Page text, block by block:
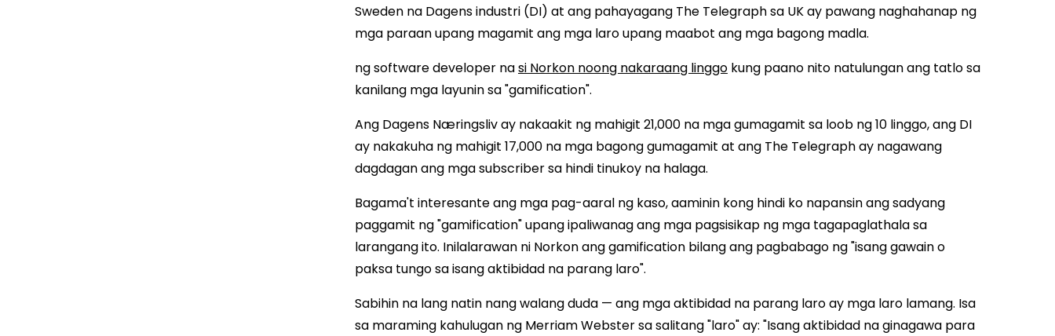
Sweden na Dagens industri (DI) at ang pahayagang The Telegraph sa UK ay pawang naghahanap ng
mga paraan upang magamit ang mga laro upang maabot ang mga bagong madla.
ng software developer nasi Norkon noong nakaraang linggo kung paano nito natulungan ang tatlo sa
kanilang mga layunin sa "gamification".
Ang Dagens Næringsliv ay nakaakit ng mahigit 21,000 na mga gumagamit sa loob ng 10 linggo, ang DI
ay nakakuha ng mahigit 17,000 na mga bagong gumagamit at ang The Telegraph ay nagawang
dagdagan ang mga subscriber sa hindi tinukoy na halaga.
Bagama't interesante ang mga pag-aaral ng kaso, aaminin kong hindi ko napansin ang sadyang
paggamit ng "gamification" upang ipaliwanag ang mga pagsisikap ng mga tagapaglathala sa
larangang ito. Inilalarawan ni Norkon ang gamification bilang ang pagbabago ng "isang gawain o
paksa tungo sa isang aktibidad na parang laro".
Sabihin na lang natin nang walang duda — ang mga aktibidad na parang laro ay mga laro lamang. Isa
sa maraming kahulugan ng Merriam Webster sa salitang "laro" ay: "Isang aktibidad na ginagawa para